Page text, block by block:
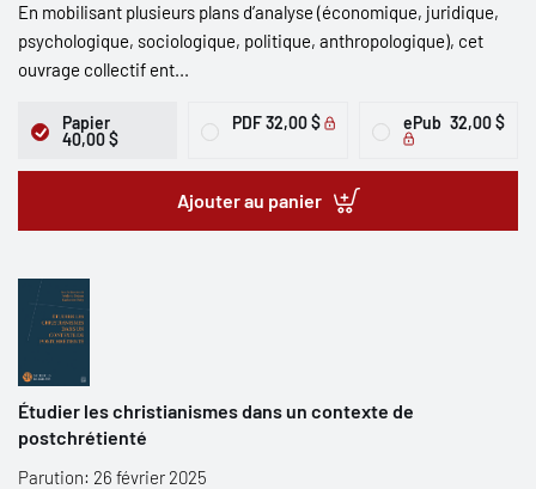
En mobilisant plusieurs plans d’analyse (économique, juridique,
psychologique, sociologique, politique, anthropologique), cet
ouvrage collectif ent...
Papier
40,00 $
PDF32,00 $ ePub 32,00 $
Ajouter au panier
Étudier les christianismes dans un contexte de
postchrétienté
Parution: 26 février 2025